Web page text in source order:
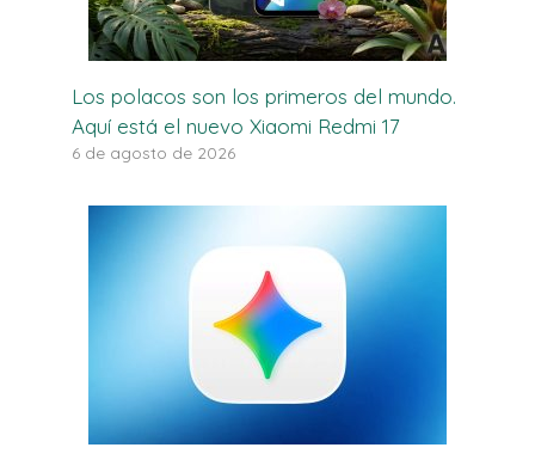
Los polacos son los primeros del mundo.
Aquí está el nuevo Xiaomi Redmi 17
6 de agosto de 2026